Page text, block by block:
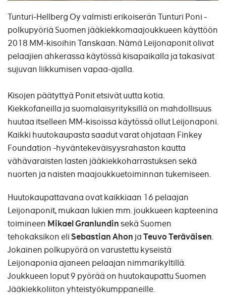
Tunturi-Hellberg Oy valmisti erikoiserän Tunturi Poni -
polkupyöriä Suomen jääkiekkomaajoukkueen käyttöön
2018 MM-kisoihin Tanskaan. Nämä Leijonaponit olivat
pelaajien ahkerassa käytössä kisapaikalla ja takasivat
sujuvan liikkumisen vapaa-ajalla.
Kisojen päätyttyä Ponit etsivät uutta kotia.
Kiekkofaneilla ja suomalaisyrityksillä on mahdollisuus
huutaa itselleen MM-kisoissa käytössä ollut Leijonaponi.
Kaikki huutokaupasta saadut varat ohjataan Finkey
Foundation -hyväntekeväisyysrahaston kautta
vähävaraisten lasten jääkiekkoharrastuksen sekä
nuorten ja naisten maajoukkuetoiminnan tukemiseen.
Huutokaupattavana ovat kaikkiaan 16 pelaajan
Leijonaponit, mukaan lukien mm. joukkueen kapteenina
toimineen Mikael Granlundinsekä Suomen
tehokaksikon eliSebastian Ahon jaTeuvo Teräväisen.
Jokainen polkupyörä on varustettu kyseistä
Leijonaponia ajaneen pelaajan nimmarikyltillä.
Joukkueen loput 9 pyörää on huutokaupattu Suomen
Jääkiekkoliiton yhteistyökumppaneille.